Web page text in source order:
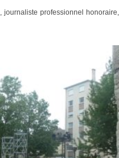
, journaliste professionnel